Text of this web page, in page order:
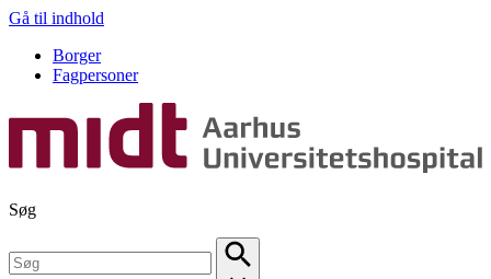
Gå til indhold
Borger
Fagpersoner
Søg